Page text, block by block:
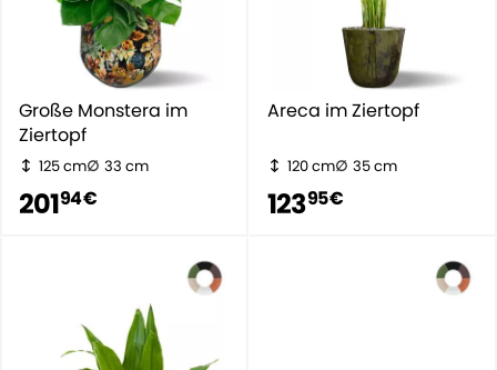
Große Monstera im
Ziertopf
125 cm 33 cm
20194 €
Areca im Ziertopf
120 cm 35 cm
12395 €